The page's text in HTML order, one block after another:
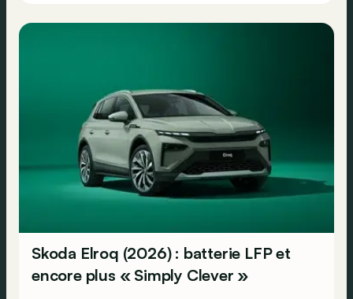
Skoda Elroq (2026) : batterie LFP et
encore plus « Simply Clever »